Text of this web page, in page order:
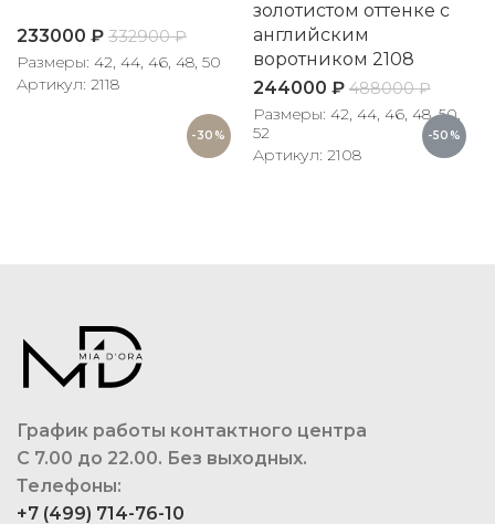
-30%
233000 ₽ 332900₽
Размеры: 42, 44, 46, 48, 50
Артикул: 2118
-50%
золотистом оттенке с
английским
воротником 2108
244000 ₽ 488000₽
Размеры: 42, 44, 46, 48, 50,
52
Артикул: 2108
График работы контактного центра
С 7.00 до 22.00. Без выходных.
Телефоны:
+7 (499) 714-76-10